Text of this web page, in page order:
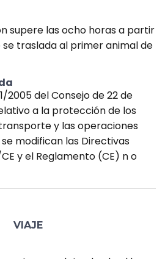
supere las ocho horas a partir
traslada al primer animal de
2005 del Consejo de 22 de
a la protección de los
y las operaciones
modifican las Directivas
y el Reglamento (CE) n o
VIAJE